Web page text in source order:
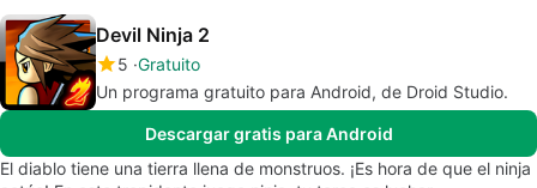
Devil Ninja 2
5 Gratuito
Un programa gratuito para Android, de Droid Studio.
Descargar gratis para Android
El diablo tiene una tierra llena de monstruos. ¡Es hora de que el ninja